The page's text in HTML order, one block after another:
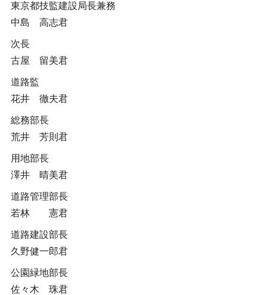
東京都技監建設局長兼務
中島 高志君
次長
古屋 留美君
道路監
花井 徹夫君
総務部長
荒井 芳則君
用地部長
澤井 晴美君
道路管理部長
若林 憲君
道路建設部長
久野健一郎君
公園緑地部長
佐々木 珠君